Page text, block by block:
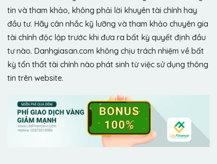
tin và tham khảo, không phải lời khuyên tài chính hay
đầu tư. Hãy cân nhắc kỹ lưỡng và tham khảo chuyên gia
tài chính độc lập trước khi đưa ra bất kỳ quyết định đầu
tư nào. Danhgiasan.com không chịu trách nhiệm về bất
kỳ tổn thất tài chính nào phát sinh từ việc sử dụng thông
tin trên website.